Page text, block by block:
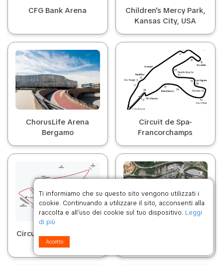
CFG Bank Arena
Children's Mercy Park,
Kansas City, USA
ChorusLife Arena
Bergamo
Circuit de Spa-
Francorchamps
Circuit of the Americas
Ti informiamo che su questo sito vengono utilizzati i
cookie. Continuando a utilizzare il sito, acconsenti alla
raccolta e all’uso dei cookie sul tuo dispositivo. Leggi
di più
Accetto